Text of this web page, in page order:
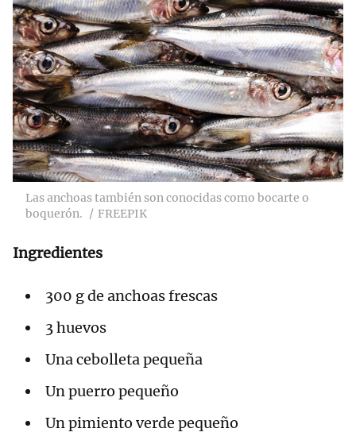
Las anchoas también son conocidas como bocarte o
boquerón.
FREEPIK
Ingredientes
300 g de anchoas frescas
3 huevos
Una cebolleta pequeña
Un puerro pequeño
Un pimiento verde pequeño